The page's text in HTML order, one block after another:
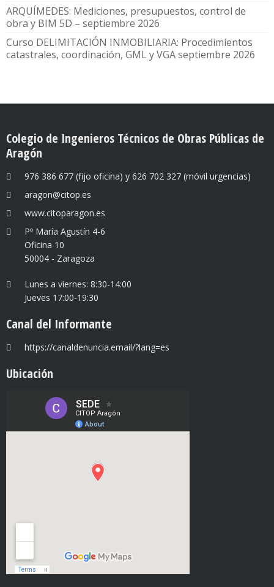
ARQUÍMEDES: Mediciones, presupuestos, control de
obra y BIM 5D – septiembre 2026
Curso DELIMITACIÓN INMOBILIARIA: Procedimientos
catastrales, coordinación, GML y VGA septiembre 2026
Colegio de Ingenieros Técnicos de Obras Públicas de
Aragón
976 386 677 (fijo oficina) y 626 702 327 (móvil urgencias)
aragon@citop.es
www.citoparagon.es
Pº María Agustín 4-6
Oficina 10
50004 - Zaragoza
Lunes a viernes: 8:30-14:00
Jueves 17:00-19:30
Canal del Informante
https://canaldenuncia.email/?lang=es
Ubicación